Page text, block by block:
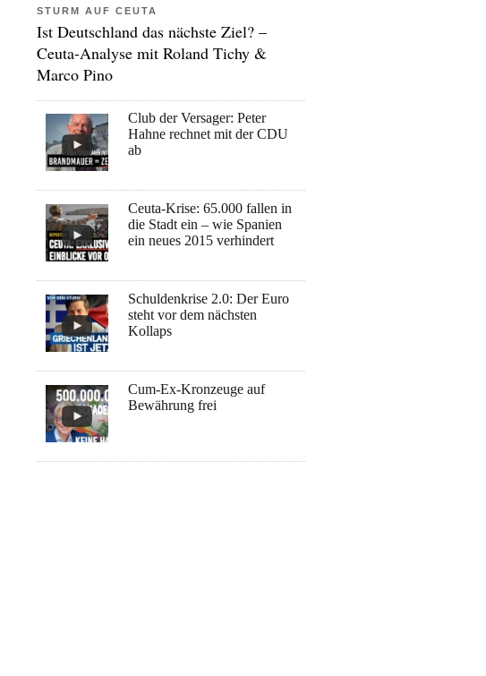
STURM AUF CEUTA
Ist Deutschland das nächste Ziel? –
Ceuta-Analyse mit Roland Tichy &
Marco Pino
Club der Versager: Peter
Hahne rechnet mit der CDU
ab
Ceuta-Krise: 65.000 fallen in
die Stadt ein – wie Spanien
ein neues 2015 verhindert
Schuldenkrise 2.0: Der Euro
steht vor dem nächsten
Kollaps
Cum-Ex-Kronzeuge auf
Bewährung frei